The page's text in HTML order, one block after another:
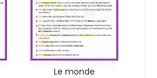
Le monde